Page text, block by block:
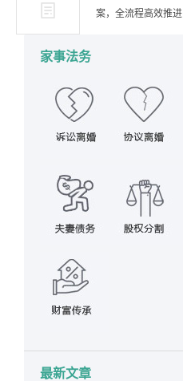
案，全流程高效推进
家事法务
最新文章